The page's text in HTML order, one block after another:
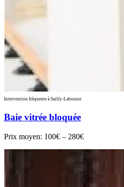
Intervention fréquente à Sailly-Labourse
Baie vitrée bloquée
Prix moyen: 100€ – 280€